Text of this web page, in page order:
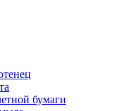
бумаги